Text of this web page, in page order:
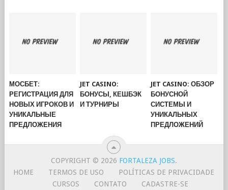
МОСБЕТ:
РЕГИСТРАЦИЯ ДЛЯ
НОВЫХ ИГРОКОВ И
УНИКАЛЬНЫЕ
ПРЕДЛОЖЕНИЯ
JET CASINO:
БОНУСЫ, КЕШБЭК
И ТУРНИРЫ
JET CASINO: ОБЗОР
БОНУСНОЙ
СИСТЕМЫ И
УНИКАЛЬНЫХ
ПРЕДЛОЖЕНИЙ
COPYRIGHT © 2026 FORTALEZA JOBS.
HOME
TERMOS DE USO
POLÍTICAS DE PRIVACIDADE
CURSOS
CONTATO CADASTRE-SE